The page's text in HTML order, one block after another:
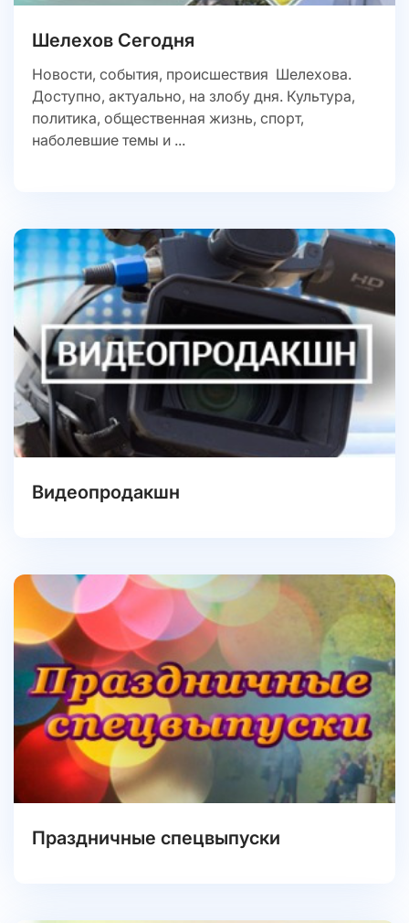
Шелехов Сегодня
Новости, события, происшествия Шелехова.
Доступно, актуально, на злобу дня. Культура,
политика, общественная жизнь, спорт,
наболевшие темы и ...
Видеопродакшн
Праздничные спецвыпуски